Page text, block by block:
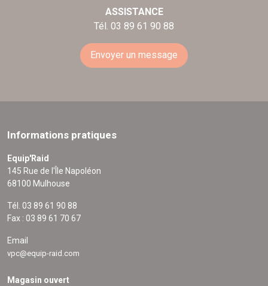
ASSISTANCE
Tél. 03 89 61 90 88
Envoyer un message
Informations pratiques
Equip'Raid
145 Rue de l'Île Napoléon
68100 Mulhouse
Tél. 03 89 61 90 88
Fax : 03 89 61 70 67
Email
vpc@equip-raid.com
Magasin ouvert